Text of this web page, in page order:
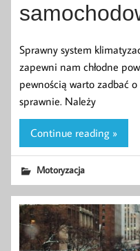
Sprawny system
zapewni nam chłodne
pewnością warto zadbać o
sprawnie. Należy
Continue reading »
Motoryzacja